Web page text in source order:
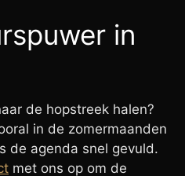
in
de hopstreek halen?
in de zomermaanden
de agenda snel gevuld.
met ons op om de